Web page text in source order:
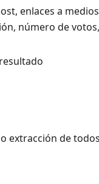
enlaces a
número de
extracción de